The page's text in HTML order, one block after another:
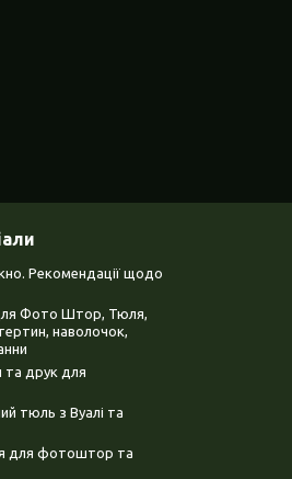
Рекомендації щодо
Фото Штор, Тюля,
наволочок,
та друк для
тюль з Вуалі та
для фотоштор та